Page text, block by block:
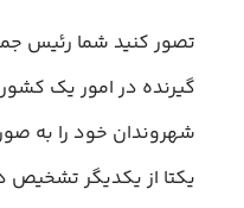
تصور کنید شما رئیس
گیرنده در امور یک
شهروندان خود را به
یکتا از یکدیگر